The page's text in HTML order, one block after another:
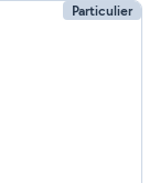
Particulier